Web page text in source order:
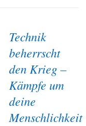
Technik
beherrscht
den Krieg –
Kämpfe um
deine
Menschlichkeit